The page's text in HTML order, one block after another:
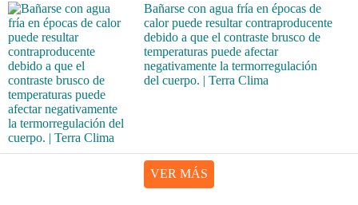
Bañarse con agua fría en épocas de
calor puede resultar contraproducente
debido a que el contraste brusco de
temperaturas puede afectar
negativamente la termorregulación
del cuerpo. | Terra Clima
VER MÁS